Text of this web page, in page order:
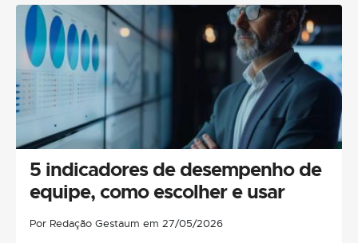
5 indicadores de desempenho de
equipe, como escolher e usar
Por Redação Gestaum em 27/05/2026